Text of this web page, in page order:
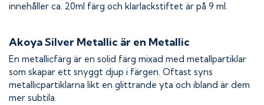
innehåller ca. 20ml färg och klarlackstiftet är på 9 ml.
Akoya Silver Metallic är en Metallic
En metallicfärg är en solid färg mixad med metallpartiklar
som skapar ett snyggt djup i färgen. Oftast syns
metallicpartiklarna likt en glittrande yta och ibland är dem
mer subtila.